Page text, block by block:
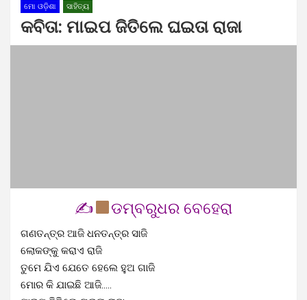
ମୋ ଓଡ଼ିଶା ସାହିତ୍ୟ
କବିତା: ମାଇପ ଜିତିଲେ ଘଇତା ରାଜା
✍ ଡମ୍ବରୁଧର ବେହେରା
ଗଣତନ୍ତ୍ର ଆଜି ଧନତନ୍ତ୍ର ସାଜି
ଲୋକଙ୍କୁ କରାଏ ରାଜି
ତୁମେ ଯିଏ ଯେତେ ହେଲେ ହୁଅ ଗାଜି
ମୋର କି ଯାଇଛି ଆଜି…..